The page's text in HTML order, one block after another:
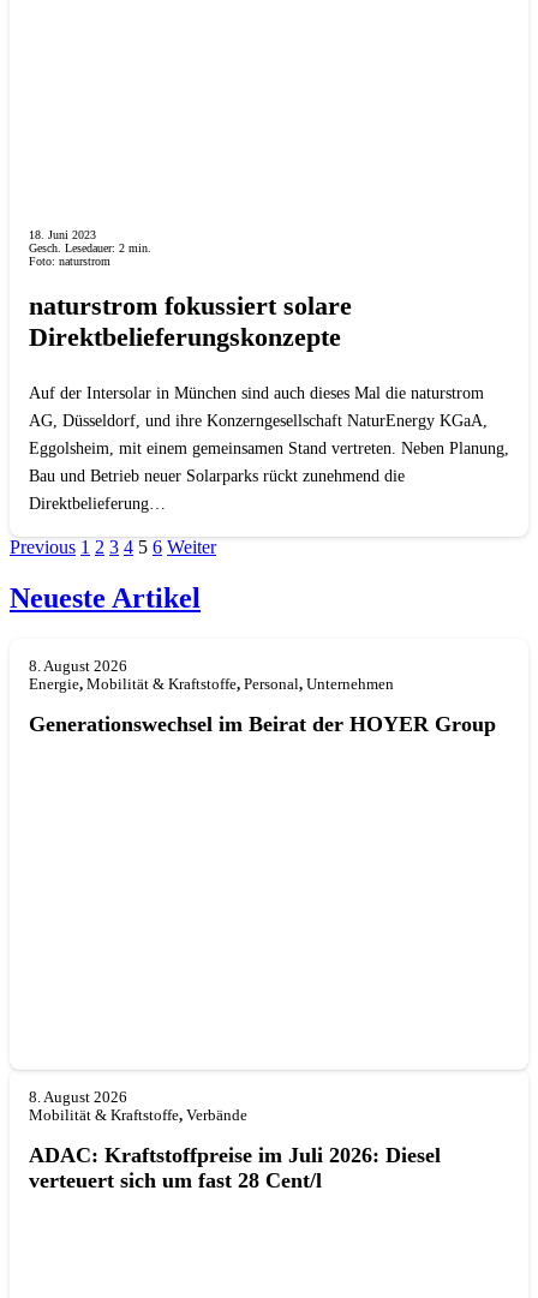
18. Juni 2023
Gesch. Lesedauer: 2 min.
Foto: naturstrom
naturstrom fokussiert solare
Direktbelieferungskonzepte
Auf der Intersolar in München sind auch dieses Mal die naturstrom
AG, Düsseldorf, und ihre Konzerngesellschaft NaturEnergy KGaA,
Eggolsheim, mit einem gemeinsamen Stand vertreten. Neben Planung,
Bau und Betrieb neuer Solarparks rückt zunehmend die
Direktbelieferung…
Previous 1 2 3 4 5 6 Weiter
Neueste Artikel
8. August 2026
Energie, Mobilität & Kraftstoffe, Personal, Unternehmen
Generationswechsel im Beirat der HOYER Group
8. August 2026
Mobilität & Kraftstoffe, Verbände
ADAC: Kraftstoffpreise im Juli 2026: Diesel
verteuert sich um fast 28 Cent/l